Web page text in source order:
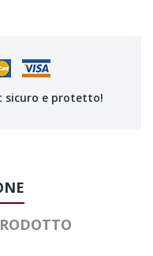
sicuro e protetto!